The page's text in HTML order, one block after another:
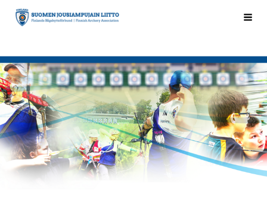
Siirry
sivun
Suomen Jousiampujain Liitto ry